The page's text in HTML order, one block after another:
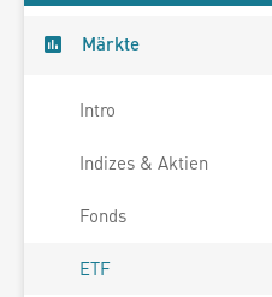
Märkte
Intro
Indizes & Aktien
Fonds
ETF